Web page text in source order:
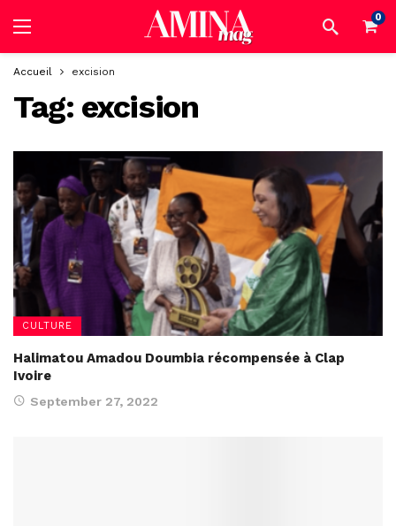
0
Accueil excision
Tag: excision
CULTURE
Halimatou Amadou Doumbia récompensée à Clap
Ivoire
September 27, 2022